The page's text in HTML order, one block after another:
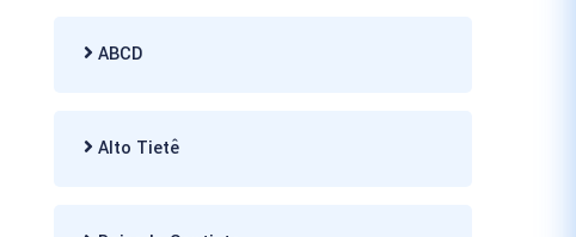
ABCD
Alto Tietê